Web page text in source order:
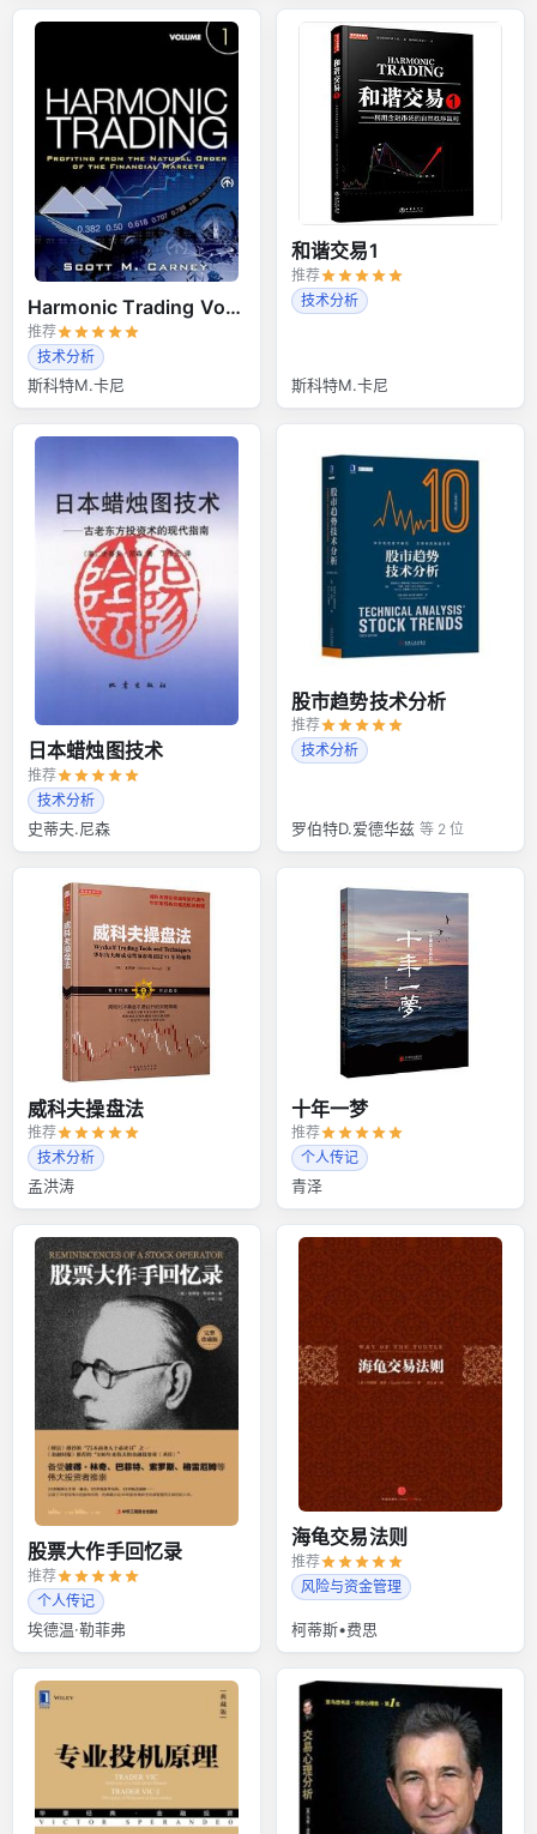
Harmonic Trading Volume 1
推荐
技术分析
斯科特M.卡尼
和谐交易1
推荐
技术分析
斯科特M.卡尼
日本蜡烛图技术
推荐
技术分析
史蒂夫.尼森
股市趋势技术分析
推荐
技术分析
罗伯特D.爱德华兹 等 2 位
威科夫操盘法
推荐
技术分析
孟洪涛
十年一梦
推荐
个人传记
青泽
股票大作手回忆录
推荐
个人传记
埃德温·勒菲弗
海龟交易法则
推荐
风险与资金管理
柯蒂斯•费思